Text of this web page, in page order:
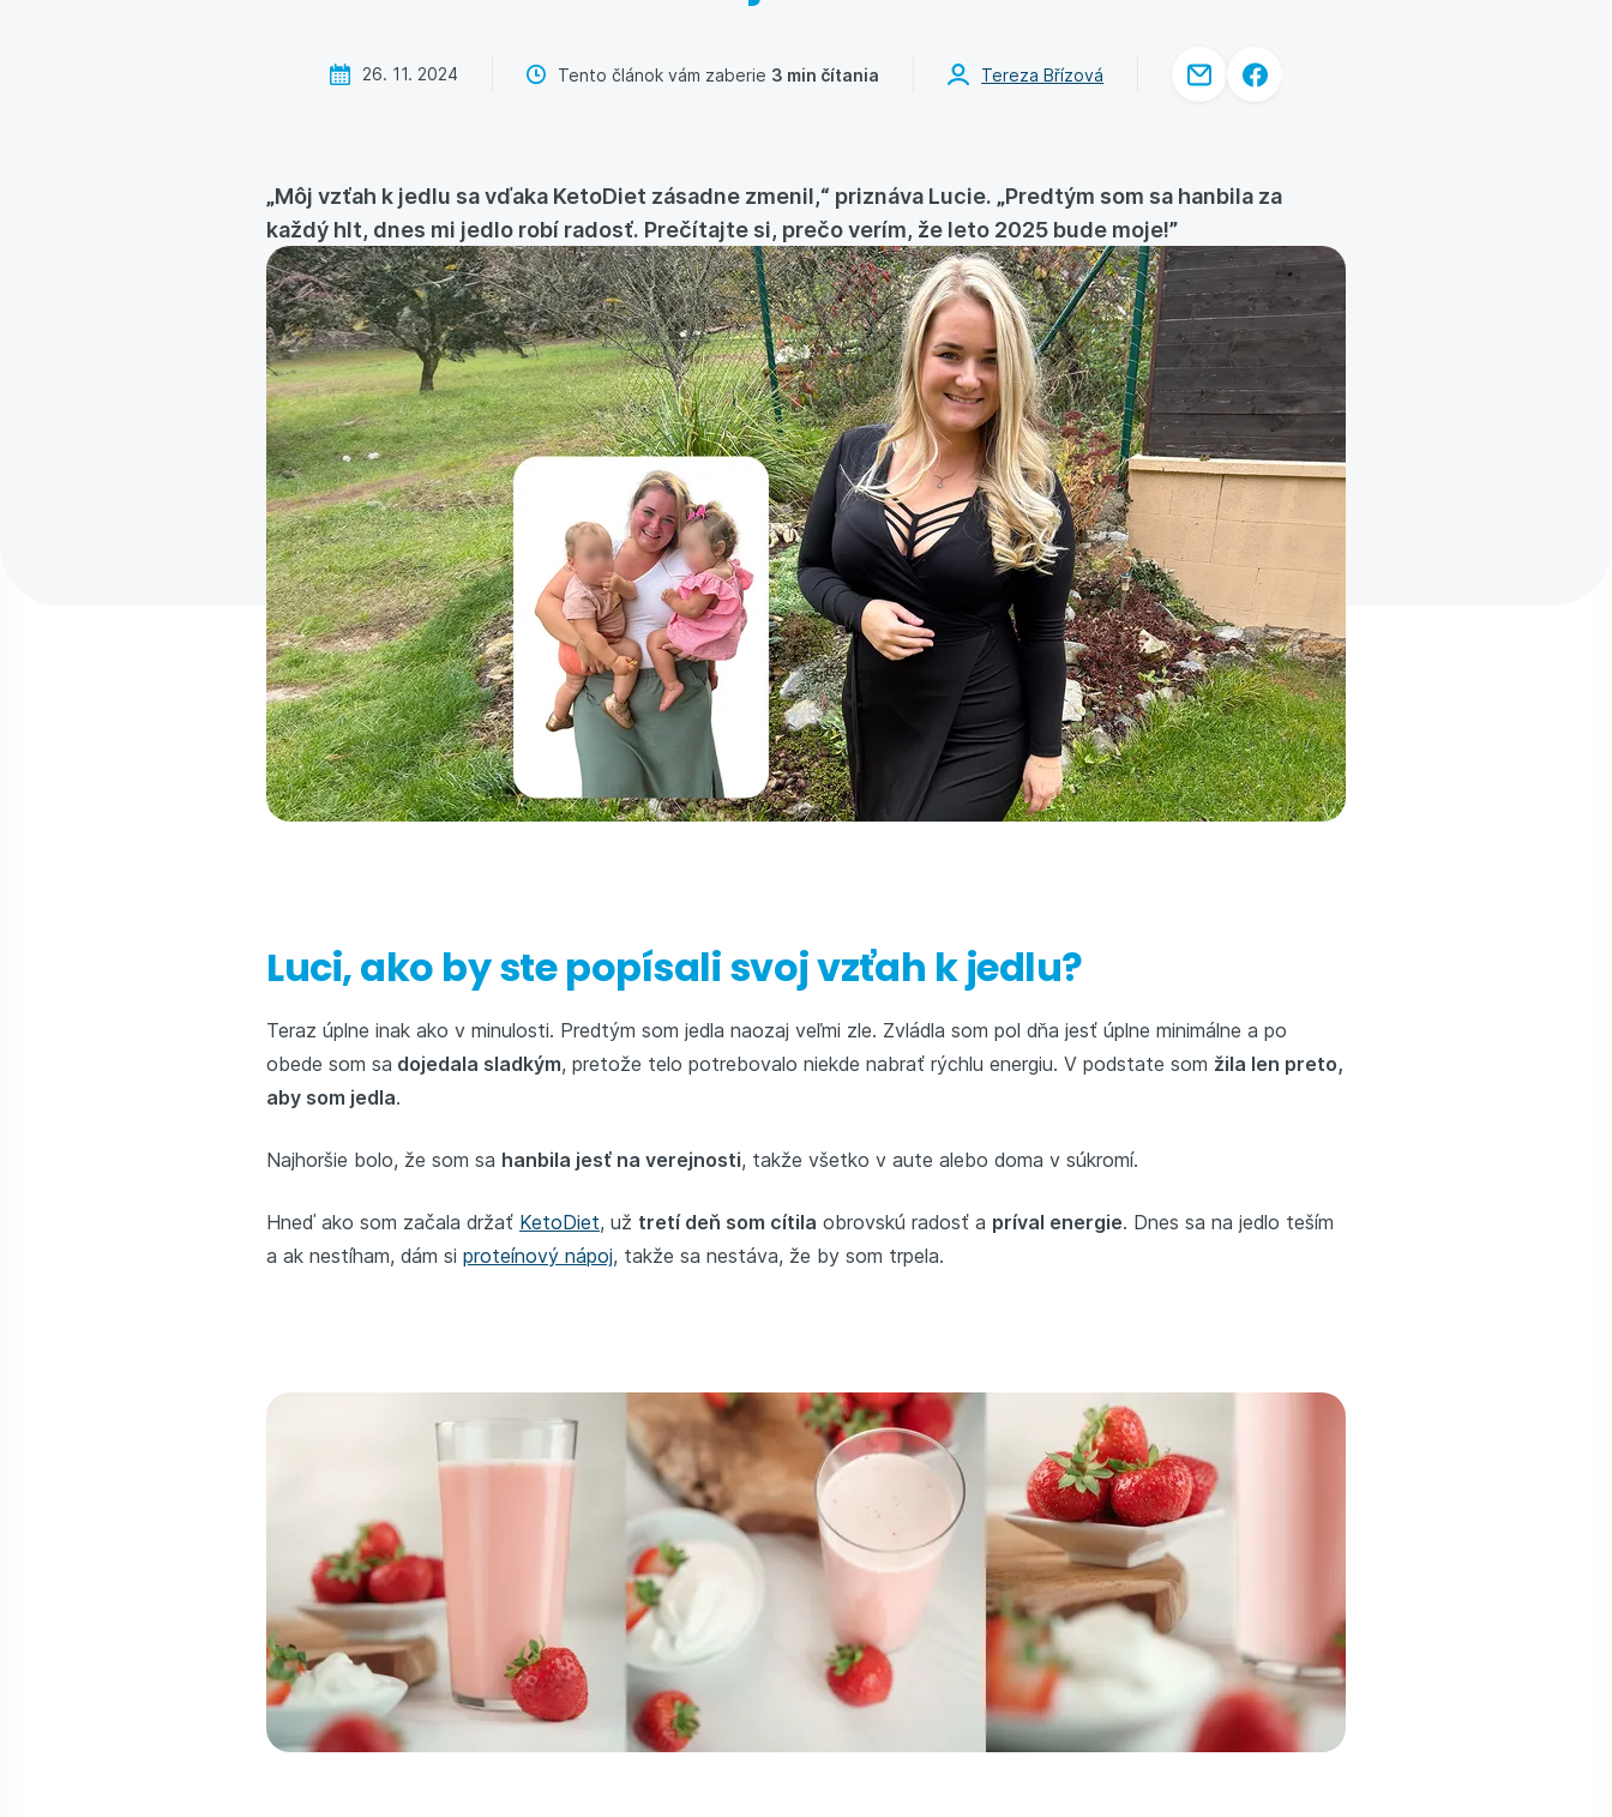
26. 11. 2024 Tento článok vám zaberie 3 min čítania Tereza Břízová
„Môj vzťah k jedlu sa vďaka KetoDiet zásadne zmenil,“ priznáva Lucie. „Predtým som sa hanbila za
každý hlt, dnes mi jedlo robí radosť. Prečítajte si, prečo verím, že leto 2025 bude moje!”
Luci, ako by ste popísali svoj vzťah k jedlu?
Teraz úplne inak ako v minulosti. Predtým som jedla naozaj veľmi zle. Zvládla som pol dňa jesť úplne minimálne a po
obede som sa dojedala sladkým, pretože telo potrebovalo niekde nabrať rýchlu energiu. V podstate som žila len preto,
aby som jedla.
Najhoršie bolo, že som sa hanbila jesť na verejnosti, takže všetko v aute alebo doma v súkromí.
Hneď ako som začala držať KetoDiet, už tretí deň som cítila obrovskú radosť a príval energie. Dnes sa na jedlo teším
a ak nestíham, dám si proteínový nápoj, takže sa nestáva, že by som trpela.